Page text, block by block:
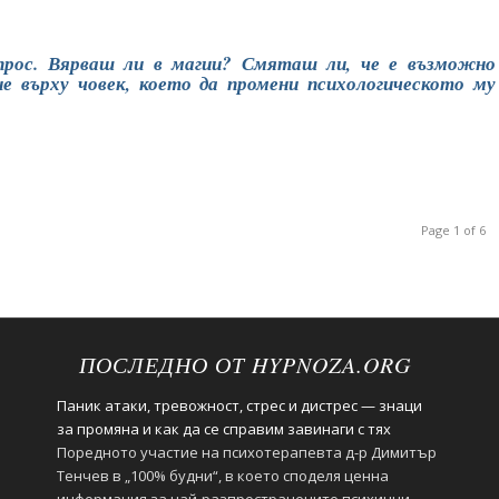
Вярваш ли в магии? Смяташ ли, че е възможно
върху човек, което да промени психологическото му
Page 1 of 6
ПОСЛЕДНО ОТ HYPNOZA.ORG
Паник атаки, тревожност, стрес и дистрес — знаци
за промяна и как да се справим завинаги с тях
Поредното участие на психотерапевта д-р Димитър
Тенчев в „100% будни“, в което споделя ценна